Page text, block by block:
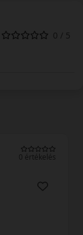
0 / 5
0 értékelés